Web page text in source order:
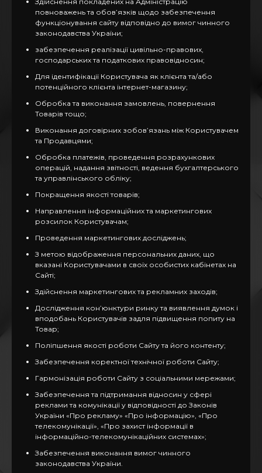
повноважень та обов’язків щодо забезпечення
функціонування сайту відповідно до вимог чинного
законодавства України;
забезпечення реалізації цивільно-правових,
господарських та податкових правовідносин;
Для ідентифікації Користувача як клієнта та/або
потенційного клієнта інтернет-магазину;
Обробка та виконання замовлень, повернення
Товарів тощо;
Виконання договірних зобов’язань між Користувачем
та Продавцями;
Обробка платежів, проведення розрахункових
операцій, надання звітності, ведення бухгалтерського
та управлінського обліку;
Покращення якості товарів;
Направлення інформаційних та маркетингових
розсилок Користувачам;
Проведення маркетингових досліджень;
З метою відображення персональних даних, що
вказані Користувачами в своїх особистих кабінетах на
Сайті;
Здійснення маркетингових та рекламних заходів;
Дослідження кон’юнктури ринку та виявлення думок і
вподобань Користувачів задля підвищення попиту на
Товар;
Поліпшення якості роботи Сайту та його контенту;
Забезпечення коректної технічної роботи Сайту;
Гармонізація роботи Сайту з соціальними мережами;
Забезпечення та підтримання відносин у сфері
реклами та комунікації у відповідності до Законів
України «Про рекламу» «Про інформацію», «Про
телекомунікації», «Про захист інформації в
інформаційно-телекомунікаційних системах»;
Забезпечення виконання вимог чинного
законодавства України.